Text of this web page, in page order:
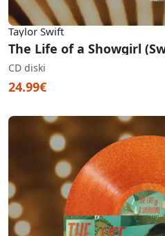
Taylor Swift
CD diski
24.99€